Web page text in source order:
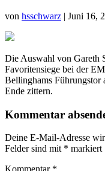
von hsschwarz | Juni 16,
Die Auswahl von Gareth
Favoritensiege bei der
Bellinghams Führungstor
Ende zittern.
Kommentar
Deine E-Mail-Adresse
Felder sind mit * markiert